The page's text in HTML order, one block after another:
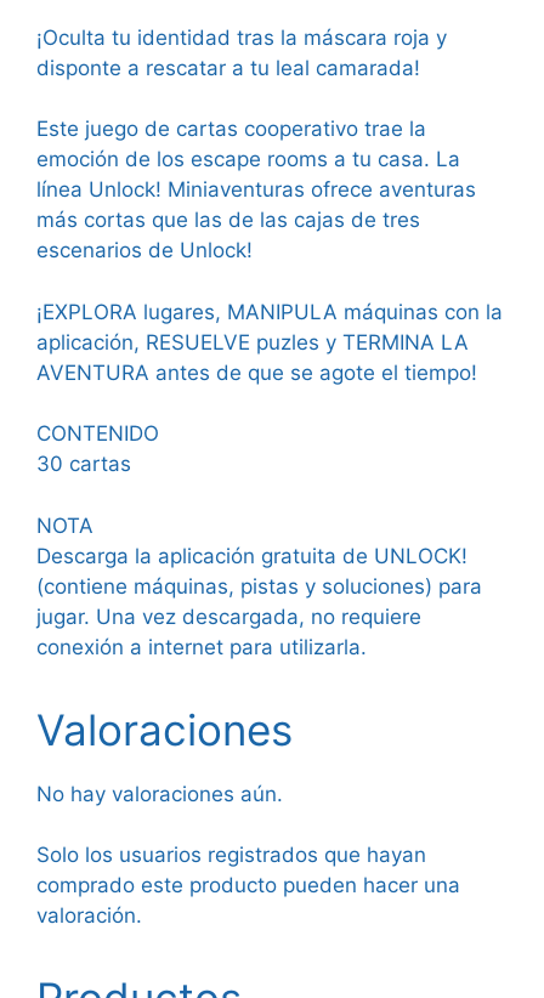
¡Oculta tu identidad tras la máscara roja y
disponte a rescatar a tu leal camarada!
Este juego de cartas cooperativo trae la
emoción de los escape rooms a tu casa. La
línea Unlock! Miniaventuras ofrece aventuras
más cortas que las de las cajas de tres
escenarios de Unlock!
¡EXPLORA lugares, MANIPULA máquinas con la
aplicación, RESUELVE puzles y TERMINA LA
AVENTURA antes de que se agote el tiempo!
CONTENIDO
30 cartas
NOTA
Descarga la aplicación gratuita de UNLOCK!
(contiene máquinas, pistas y soluciones) para
jugar. Una vez descargada, no requiere
conexión a internet para utilizarla.
Valoraciones
No hay valoraciones aún.
Solo los usuarios registrados que hayan
comprado este producto pueden hacer una
valoración.